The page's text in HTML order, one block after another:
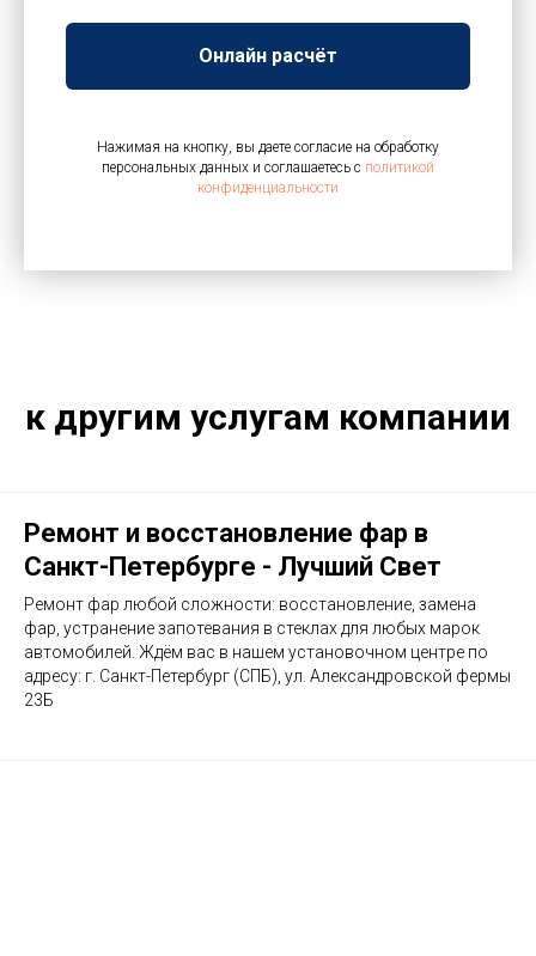
Онлайн расчёт
Нажимая на кнопку, вы даете согласие на обработку
персональных данных и соглашаетесь c политикой
конфиденциальности
к другим услугам компании
Ремонт и восстановление фар в
Санкт-Петербурге - Лучший Свет
Ремонт фар любой сложности: восстановление, замена
фар, устранение запотевания в стеклах для любых марок
автомобилей. Ждём вас в нашем установочном центре по
адресу: г. Санкт-Петербург (СПБ), ул. Александровской фермы
23Б